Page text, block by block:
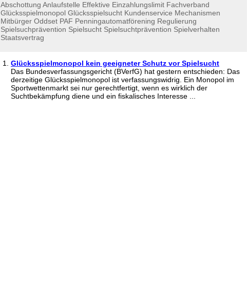
Abschottung Anlaufstelle Effektive Einzahlungslimit Fachverband
Glücksspielmonopol Glücksspielsucht Kundenservice Mechanismen
Mitbürger Oddset PAF Penningautomatförening Regulierung
Spielsuchprävention Spielsucht Spielsuchtprävention Spielverhalten
Staatsvertrag
Glücksspielmonopol kein geeigneter Schutz vor Spielsucht
Das Bundesverfassungsgericht (BVerfG) hat gestern entschieden: Das
derzeitige Glücksspielmonopol ist verfassungswidrig. Ein Monopol im
Sportwettenmarkt sei nur gerechtfertigt, wenn es wirklich der
Suchtbekämpfung diene und ein fiskalisches Interesse ...